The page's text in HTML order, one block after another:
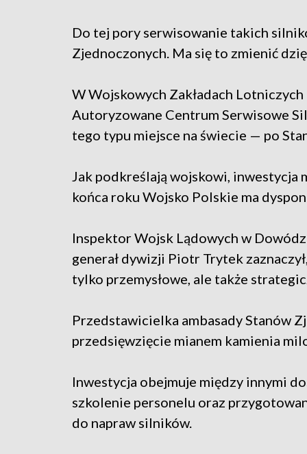
Do tej pory serwisowanie takich
Zjednoczonych. Ma się to zmienić
W Wojskowych Zakładach
Autoryzowane Centrum Serwisowe
tego typu miejsce na świecie — po
Jak podkreślają wojskowi, inwestycja
końca roku Wojsko Polskie ma
Inspektor Wojsk Lądowych w
generał dywizji Piotr Trytek
tylko przemysłowe, ale także
Przedstawicielka ambasady Stanów
przedsięwzięcie mianem kamienia
Inwestycja obejmuje między innymi
szkolenie personelu oraz
do napraw silników.